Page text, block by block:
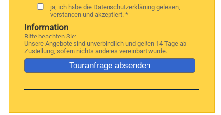
ja, ich habe die Datenschutzerklärung gelesen,
verstanden und akzeptiert. *
Information
Bitte beachten Sie:
Unsere Angebote sind unverbindlich und gelten 14 Tage ab
Zustellung, sofern nichts anderes vereinbart wurde.